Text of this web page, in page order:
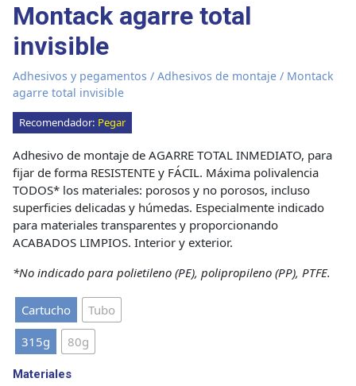
Montack agarre total
invisible
Adhesivos y pegamentos / Adhesivos de montaje / Montack
agarre total invisible
Recomendador: Pegar
Adhesivo de montaje de AGARRE TOTAL INMEDIATO, para
fijar de forma RESISTENTE y FÁCIL. Máxima polivalencia
TODOS* los materiales: porosos y no porosos, incluso
superficies delicadas y húmedas. Especialmente indicado
para materiales transparentes y proporcionando
ACABADOS LIMPIOS. Interior y exterior.
*No indicado para polietileno (PE), polipropileno (PP), PTFE.
Cartucho
Tubo
315g
80g
Materiales